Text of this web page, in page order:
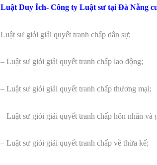
Luật Duy Ích- Công ty Luật sư tại Đà Nẵng
Luật sư giỏi giải quyết tranh chấp dân sự;
– Luật sư giỏi giải quyết tranh chấp lao động;
– Luật sư giỏi giải quyết tranh chấp thương mại;
– Luật sư giỏi giải quyết tranh chấp hôn nhân và
– Luật sư giỏi giải quyết tranh chấp về thừa kế;